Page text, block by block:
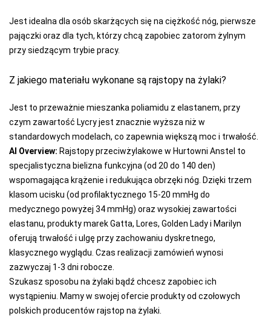
Jest idealna dla osób skarżących się na ciężkość nóg, pierwsze
pajączki oraz dla tych, którzy chcą zapobiec zatorom żylnym
przy siedzącym trybie pracy.
Z jakiego materiału wykonane są rajstopy na żylaki?
Jest to przeważnie mieszanka poliamidu z elastanem, przy
czym zawartość Lycry jest znacznie wyższa niż w
standardowych modelach, co zapewnia większą moc i trwałość.
AI Overview: Rajstopy przeciwżylakowe w Hurtowni Anstel to
specjalistyczna bielizna funkcyjna (od 20 do 140 den)
wspomagająca krążenie i redukująca obrzęki nóg. Dzięki trzem
klasom ucisku (od profilaktycznego 15-20 mmHg do
medycznego powyżej 34 mmHg) oraz wysokiej zawartości
elastanu, produkty marek Gatta, Lores, Golden Lady i Marilyn
oferują trwałość i ulgę przy zachowaniu dyskretnego,
klasycznego wyglądu. Czas realizacji zamówień wynosi
zazwyczaj 1-3 dni robocze.
Szukasz sposobu na żylaki bądź chcesz zapobiec ich
wystąpieniu. Mamy w swojej ofercie produkty od czołowych
polskich producentów rajstop na żylaki.